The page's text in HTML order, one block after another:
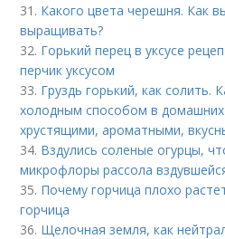
31. Какого цвета черешня. Как
выращивать?
32. Горький перец в уксусе
перчик уксусом
33. Груздь горький, как солить.
холодным способом в
хрустящими, ароматными,
34. Вздулись соленые огурцы,
микрофлоры рассола
35. Почему горчица плохо
горчица
36. Щелочная земля, как